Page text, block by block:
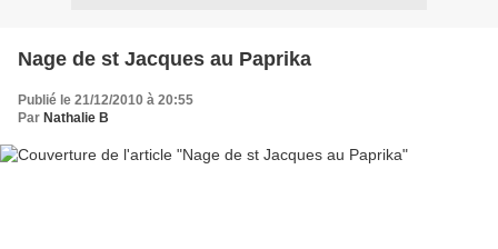
Nage de st Jacques au Paprika
Publié le 21/12/2010 à 20:55
Par Nathalie B